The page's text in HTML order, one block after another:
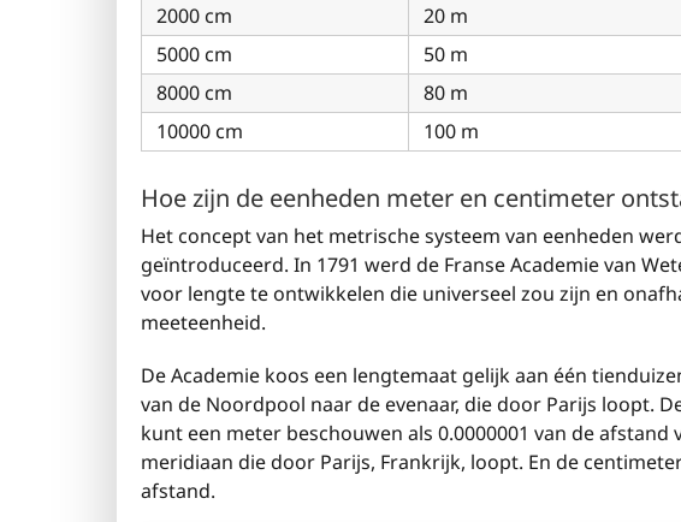
2000 cm
20 m
5000 cm
50 m
8000 cm
80 m
10000 cm
100 m
Hoe zijn de eenheden meter en centimeter
Het concept van het metrische systeem van eenheden
geïntroduceerd. In 1791 werd de Franse Academie van
voor lengte te ontwikkelen die universeel zou zijn en
meeteenheid.
De Academie koos een lengtemaat gelijk aan één
van de Noordpool naar de evenaar, die door Parijs loopt.
kunt een meter beschouwen als 0.0000001 van de
meridiaan die door Parijs, Frankrijk, loopt. En de
afstand.